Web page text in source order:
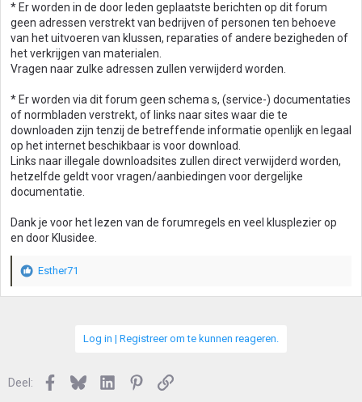
* Er worden in de door leden geplaatste berichten op dit forum
geen adressen verstrekt van bedrijven of personen ten behoeve
van het uitvoeren van klussen, reparaties of andere bezigheden of
het verkrijgen van materialen.
Vragen naar zulke adressen zullen verwijderd worden.
* Er worden via dit forum geen schema s, (service-) documentaties
of normbladen verstrekt, of links naar sites waar die te
downloaden zijn tenzij de betreffende informatie openlijk en legaal
op het internet beschikbaar is voor download.
Links naar illegale downloadsites zullen direct verwijderd worden,
hetzelfde geldt voor vragen/aanbiedingen voor dergelijke
documentatie.
Dank je voor het lezen van de forumregels en veel klusplezier op
en door Klusidee.
W
i
Esther71
Log in | Registreer om te kunnen reageren.
Deel: Facebook
BlueskyLinkedInPinterest
Link